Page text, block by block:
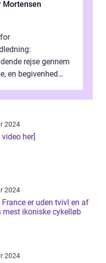
Mortensen
rejse gennem
en begivenhed
2024
her]
2024
France er uden tvivl en af
mest ikoniske cykelløb
2024